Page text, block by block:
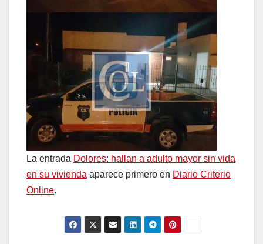
La entrada Dolores: hallan a adulto mayor sin vida
en su vivienda aparece primero en Diario Criterio
Online.